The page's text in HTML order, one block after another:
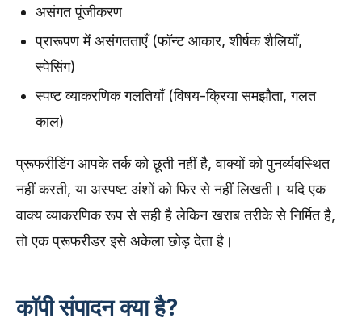
असंगत पूंजीकरण
प्रारूपण में असंगतताएँ (फॉन्ट आकार, शीर्षक शैलियाँ,
स्पेसिंग)
स्पष्ट व्याकरणिक गलतियाँ (विषय-क्रिया समझौता, गलत
काल)
प्रूफरीडिंग आपके तर्क को छूती नहीं है, वाक्यों को पुनर्व्यवस्थित
नहीं करती, या अस्पष्ट अंशों को फिर से नहीं लिखती। यदि एक
वाक्य व्याकरणिक रूप से सही है लेकिन खराब तरीके से निर्मित है,
तो एक प्रूफरीडर इसे अकेला छोड़ देता है।
कॉपी संपादन क्या है?